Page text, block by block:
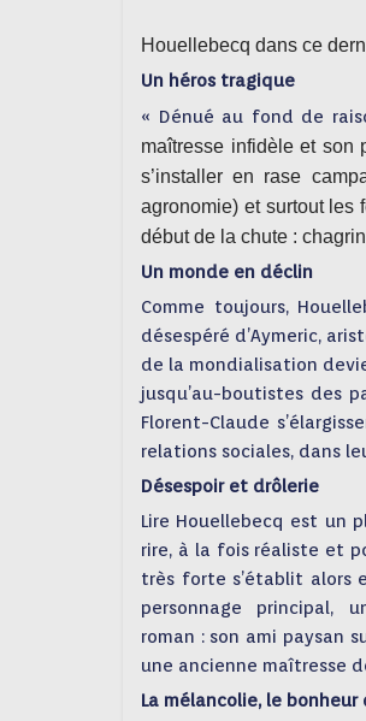
Houellebecq dans ce
Un héros tragique
« Dénué au fond de
maîtresse infidèle et son
s’installer en rase
agronomie) et surtout les
début de la chute :
Un monde en déclin
Comme toujours,
désespéré d’Aymeric,
de la mondialisation
jusqu’au-boutistes des
Florent-Claude
relations sociales, dans
Désespoir et drôlerie
Lire Houellebecq est un
rire, à la fois réaliste et
très forte s’établit alors
personnage principal,
roman : son ami paysan
une ancienne maîtresse
La mélancolie, le bonheur